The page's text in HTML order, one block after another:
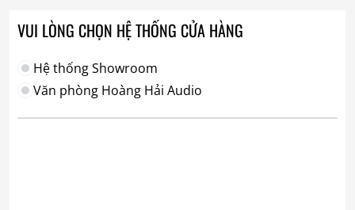
VUI LÒNG CHỌN HỆ THỐNG CỬA HÀNG
Hệ thống Showroom
Văn phòng Hoàng Hải Audio